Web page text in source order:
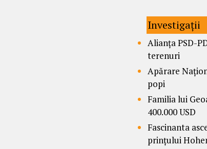
Investigații
Alianța PSD-
terenuri
Apărare
popi
Familia lui
400.000 USD
Fascinanta
prințului